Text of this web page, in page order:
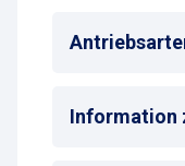
Kein
Information